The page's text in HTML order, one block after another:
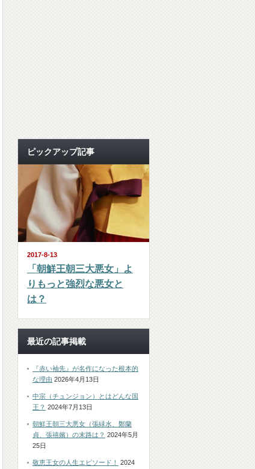
ピックアップ記事
2017-8-13
「朝鮮王朝三大悪女」よ
りもっと強烈な悪女と
は？
最近の記事掲載
『赤い袖先』が名作になった根本的
な理由 2026年4月13日
中宗（チュンジョン）とはどんな国
王？ 2024年7月13日
朝鮮王朝三大悪女（張緑水、鄭蘭
貞、張禧嬪）の末路は？ 2024年5月
25日
敬恵王女の人生エピソード！
2024